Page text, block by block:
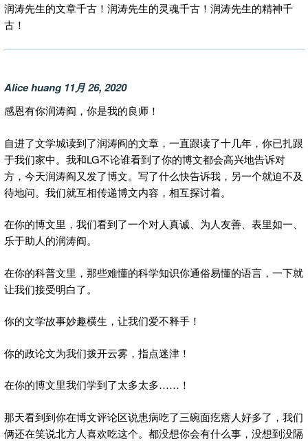
润涛先生的文章千古！润涛先生的灵魂千古！润涛先生的精神千
古！
Alice huang 11月 26, 2020
感恩有你润涛阎，你是我的良师！
自进了文学城读到了润涛阎的文章，一直跟读了十几年，你已扎跟
于我们家中。我和LG不论谁看到了你的博文都会高兴地告诉对
方，今天润涛阎又发了博文。写了什么快告诉我，另一个就迫不及
待地问。我们就互相传递博文内容，相互探讨着。
在你的博文里，我们看到了一个对人真诚、为人友善、表里如一、
乐于助人的润涛阎。
在你的科普文里，那些难懂的科学知识你通俗易懂的语言，一下就
让我们接受明白了。
你的文学故事妙趣横生，让我们爱不释手！
你的政论文为我们拨开云雾，指点迷津！
在你的博文里我们学到了太多太多……！
那天看到到你在博文评论区说患病吃了三碗面疙瘩人好多了，我们
俩还在笑说北方人喜欢吃这个。都没想你会有什么事，没想到没隔